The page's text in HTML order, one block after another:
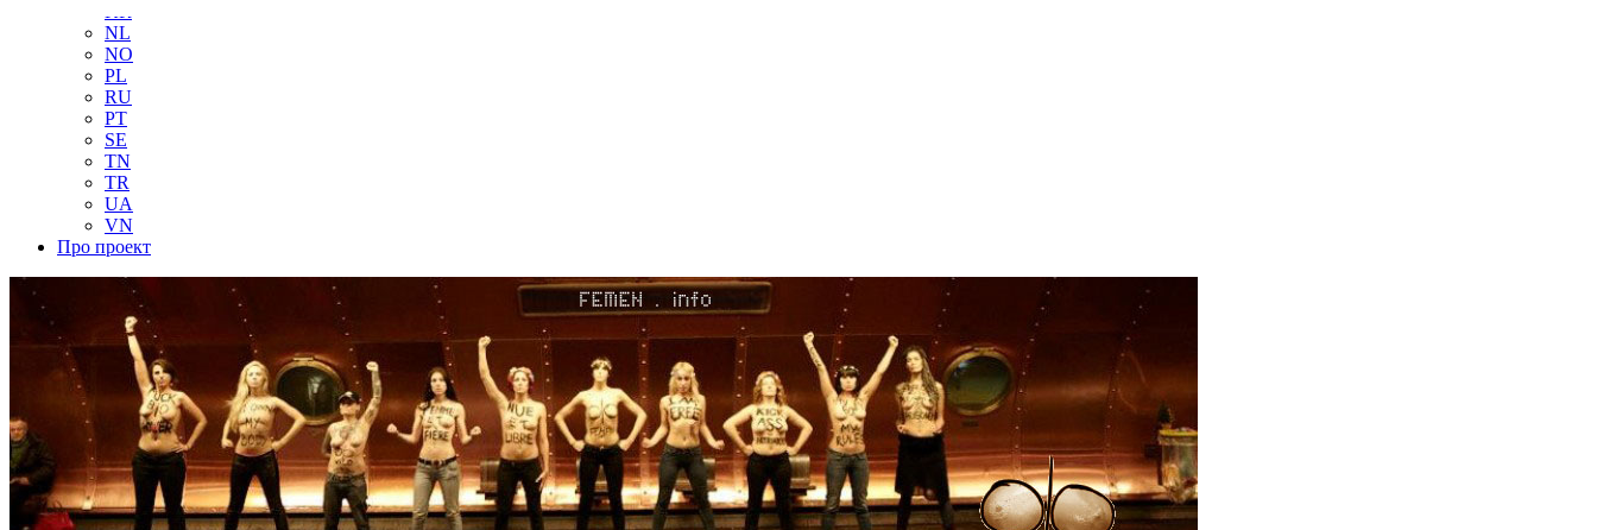
KR
NL
NO
PL
RU
PT
SE
TN
TR
UA
VN
Про проект